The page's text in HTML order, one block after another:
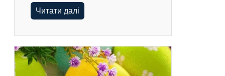
Читати далі